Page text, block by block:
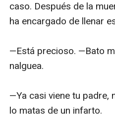
caso. Después de la
ha encargado de llenar
—Está precioso. —Bato
nalguea.
—Ya casi viene tu padre,
lo matas de un infarto.